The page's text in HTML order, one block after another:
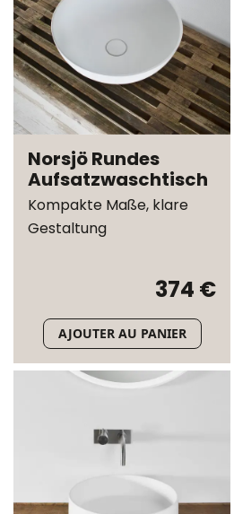
Norsjö Rundes
Aufsatzwaschtisch
Kompakte Maße, klare
Gestaltung
374 €
AJOUTER AU PANIER